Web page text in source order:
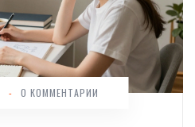
- 0 КОММЕНТАРИИ